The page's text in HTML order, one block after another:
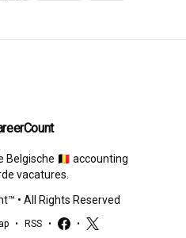
Belgische 🇧🇪 accounting
vacatures.
™ • All Rights Reserved
• RSS • •